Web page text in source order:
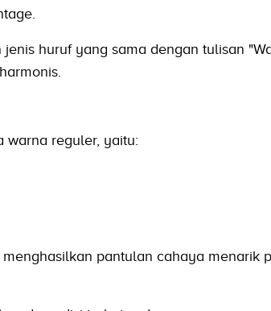
huruf yang sama dengan tulisan
warna reguler, yaitu:
pantulan cahaya menarik